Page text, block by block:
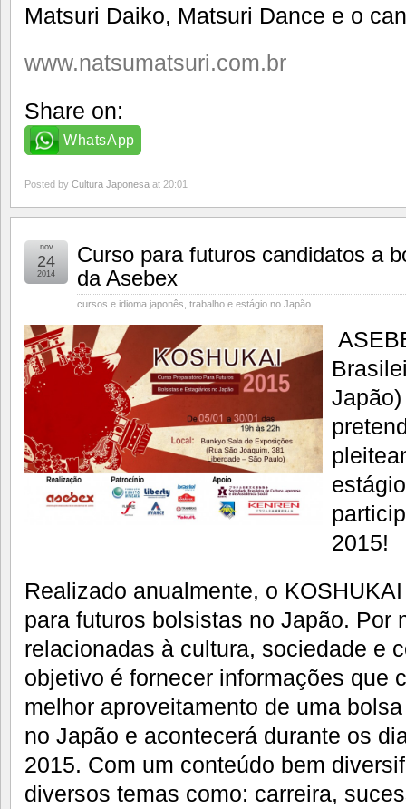
Matsuri Daiko, Matsuri Dance e o
www.natsumatsuri.com.br
Share on:
WhatsApp
Posted by Cultura Japonesa at 20:01
Curso para futuros candidatos a
da Asebex
cursos e idioma japonês trabalho e estágio no Japão
nov
24
2014
2015!
Realizado anualmente, o
para futuros bolsistas no Japão. Por
relacionadas à cultura, sociedade e
objetivo é fornecer informações que
melhor aproveitamento de uma
no Japão e acontecerá durante os
2015. Com um conteúdo bem
diversos temas como: carreira,